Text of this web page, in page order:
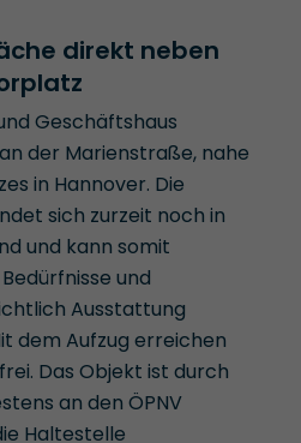
direkt neben
Geschäftshaus
der Marienstraße, nahe
in Hannover. Die
sich zurzeit noch in
und kann somit
und
Ausstattung
dem Aufzug erreichen
Das Objekt ist durch
an den ÖPNV
Haltestelle